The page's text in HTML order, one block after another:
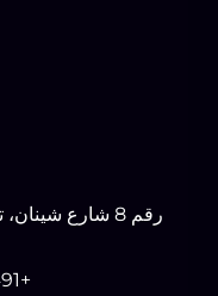
رقم 8 شارع شينان، تشونغ تشوان، مدينة نانتونغ، الصين
+86-13773828491